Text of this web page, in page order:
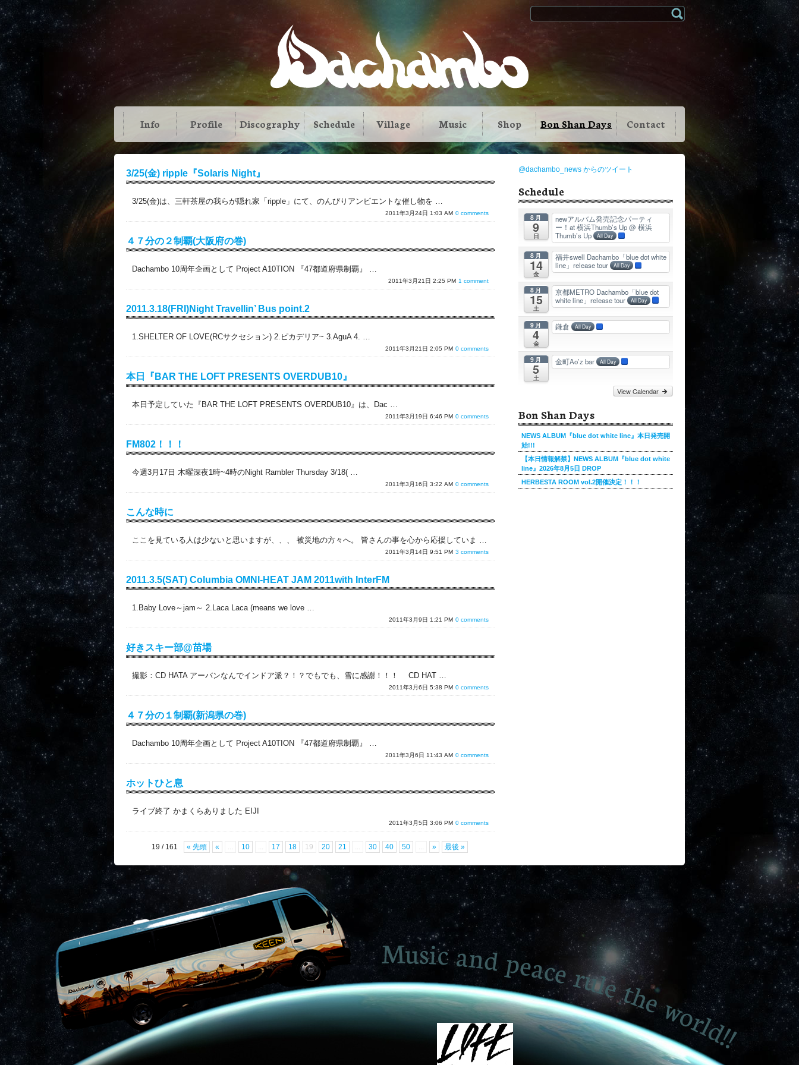
Info Profile Discography Schedule Village Music Shop Bon Shan Days Contact
3/25(金) ripple『Solaris Night』
3/25(金)は、三軒茶屋の我らが隠れ家「ripple」にて、のんびりアンビエントな催し物を …
2011年3月24日 1:03 AM 0 comments
４７分の２制覇(大阪府の巻)
Dachambo 10周年企画として Project A10TION 『47都道府県制覇』 …
2011年3月21日 2:25 PM 1 comment
2011.3.18(FRI)Night Travellin’ Bus point.2
1.SHELTER OF LOVE(RCサクセション) 2.ピカデリア~ 3.AguA 4. …
2011年3月21日 2:05 PM 0 comments
本日『BAR THE LOFT PRESENTS OVERDUB10』
本日予定していた『BAR THE LOFT PRESENTS OVERDUB10』は、Dac …
2011年3月19日 6:46 PM 0 comments
FM802！！！
今週3月17日 木曜深夜1時~4時のNight Rambler Thursday 3/18( …
2011年3月16日 3:22 AM 0 comments
こんな時に
ここを見ている人は少ないと思いますが、、、 被災地の方々へ。 皆さんの事を心から応援していま …
2011年3月14日 9:51 PM 3 comments
2011.3.5(SAT) Columbia OMNI-HEAT JAM 2011with InterFM
1.Baby Love～jam～ 2.Laca Laca (means we love …
2011年3月9日 1:21 PM 0 comments
好きスキー部@苗場
撮影：CD HATA アーバンなんでインドア派？！？でもでも、雪に感謝！！！ CD HAT …
2011年3月6日 5:38 PM 0 comments
４７分の１制覇(新潟県の巻)
Dachambo 10周年企画として Project A10TION 『47都道府県制覇』 …
2011年3月6日 11:43 AM 0 comments
ホットひと息
ライブ終了 かまくらありました EIJI
2011年3月5日 3:06 PM 0 comments
19 / 161 « 先頭 « ... 10 ... 17 18 19 20 21 ... 30 40 50 ... » 最後 »
@dachambo_news からのツイート
Schedule
8月
9
日
newアルバム発売記念パーティ
ー！at 横浜Thumb’s Up@ 横浜
Thumb’s Up All Day
8月
14
金
福井swell Dachambo「blue dot white
line」release tour All Day
8月
15
土
京都METRO Dachambo「blue dot
white line」release tour All Day
9月
4
金
鎌倉 All Day
9月
5
土
金町Ao’z bar All Day
View Calendar
Bon Shan Days
NEWS ALBUM『blue dot white line』本日発売開
始!!!
【本日情報解禁】NEWS ALBUM『blue dot white
line』2026年8月5日 DROP
HERBESTA ROOM vol.2開催決定！！！